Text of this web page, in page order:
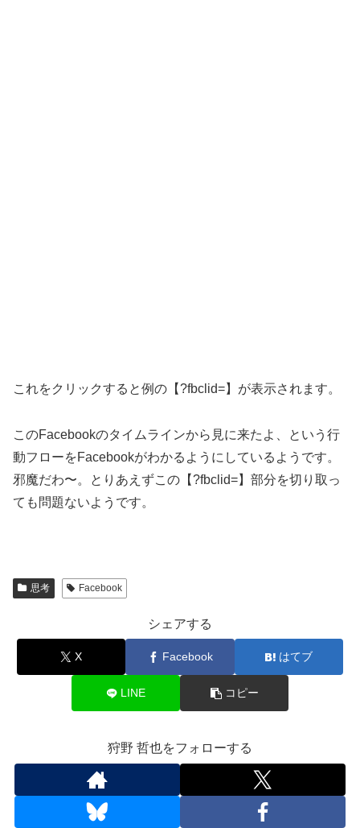
これをクリックすると例の【?fbclid=】が表示されます。
このFacebookのタイムラインから見に来たよ、という行
動フローをFacebookがわかるようにしているようです。
邪魔だわ〜。とりあえずこの【?fbclid=】部分を切り取っ
ても問題ないようです。
思考 Facebook
シェアする
X Facebook はてブ
LINE コピー
狩野 哲也をフォローする